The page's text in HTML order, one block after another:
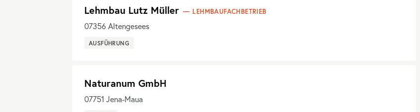
Lehmbau Lutz Müller LEHMBAUFACHBETRIEB
07356 Altengesees
AUSFÜHRUNG
Naturanum GmbH
07751 Jena-Maua